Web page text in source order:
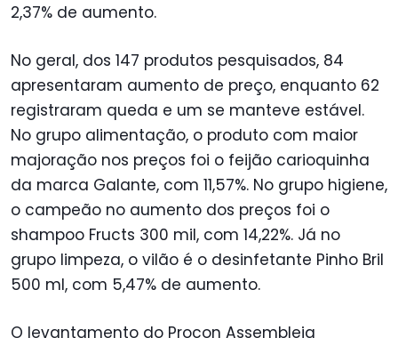
2,37% de aumento.
No geral, dos 147 produtos pesquisados, 84
apresentaram aumento de preço, enquanto 62
registraram queda e um se manteve estável.
No grupo alimentação, o produto com maior
majoração nos preços foi o feijão carioquinha
da marca Galante, com 11,57%. No grupo higiene,
o campeão no aumento dos preços foi o
shampoo Fructs 300 mil, com 14,22%. Já no
grupo limpeza, o vilão é o desinfetante Pinho Bril
500 ml, com 5,47% de aumento.
O levantamento do Procon Assembleia